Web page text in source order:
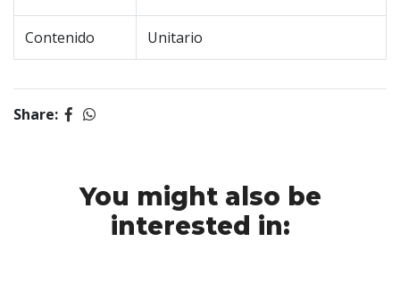
Contenido Unitario
Share:
You might also be
interested in: